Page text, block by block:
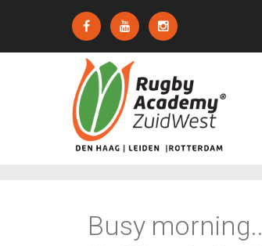
Busy morning..